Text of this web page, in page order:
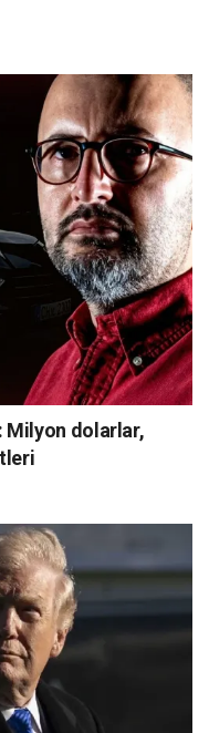
Milyon dolarlar,